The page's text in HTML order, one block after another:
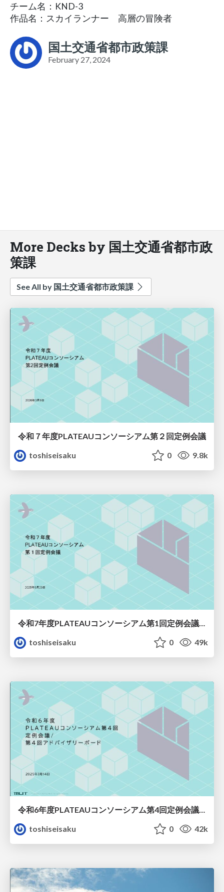
チーム名：KND-3
作品名：スカイランナー 高層の冒険者
国土交通省都市政策課
February 27, 2024
More Decks by 国土交通省都市政
策課
See All by 国土交通省都市政策課
令和７年度PLATEAUコンソーシアム第２回定例会議
toshiseisaku
0 9.8k
toshiseisaku
0 49k
令和6年度PLATEAUコンソーシアム第4回定例会議・第4回アドバイザリーボード 会議資料
toshiseisaku
0 42k